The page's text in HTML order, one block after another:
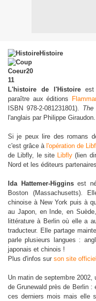
L'histoire de l'Histoireest
paraître aux éditions
ISBN 978-2-081231801).
l'anglais par Philippe Giraudon.
Si je peux lire des romans
c'est grâce à l'opération de
de Libfly, le site Libfly (lien
Nord et les éditeurs
Ida Hattemer-Higgins est
Boston (Massachusetts).
chinoise à New York puis à
au Japon, en Inde, en
littérature à Berlin où elle a
traducteur. Elle partage
parle plusieurs langues :
japonais et chinois !
Plus d'infos sur son site officiel
Un matin de septembre
de Grunewald près de Berlin
ces derniers mois mais elle